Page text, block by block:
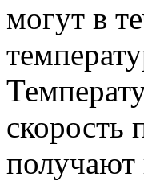
могут в
скорость
получают